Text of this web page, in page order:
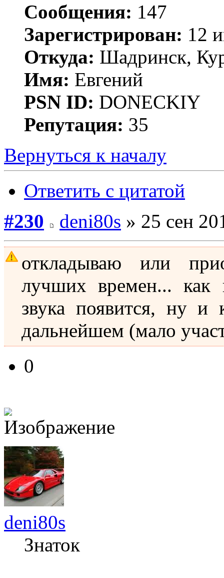
Сообщения: 147
Зарегистрирован: 12
Откуда: Шадринск,
Имя: Евгений
PSN ID: DONECKIY
Репутация: 35
Вернуться к началу
Ответить с цитатой
#230
deni80s » 25 сен
откладываю или
лучших времен... как
звука появится, ну
дальнейшем (мало
0
deni80s
Знаток